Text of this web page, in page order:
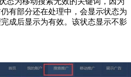
有部分还在处理中，会显示状态为
成后显示为有效。该状态显示不影